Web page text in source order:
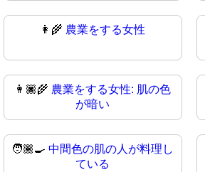
👩‍🌾 農業をする女性
👩🏿‍🌾 農業をする女性: 肌の色
が暗い
🧑🏾‍🍳中間色の肌の人が料理し
ている